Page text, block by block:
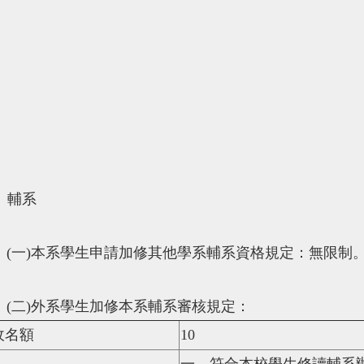
輔系
(一)本系學生申請加修其他學系輔系資格規定：無限制
(二)外系學生加修本系輔系審核規定：
名額
10